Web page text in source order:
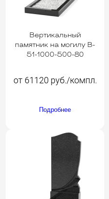
Вертикальный
памятник на могилу B-
51-1000-500-80
от 61120 руб./компл.
Подробнее